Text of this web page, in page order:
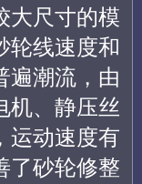
大尺寸的模
轮线速度和
遍潮流，由
机、静压丝
运动速度有
了砂轮修整